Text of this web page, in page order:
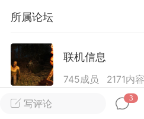
2.2w
大人
Lv.8
写评论
3
所属论坛
联机信息
745成员 2171内容
发布服务器请在标题前备注[